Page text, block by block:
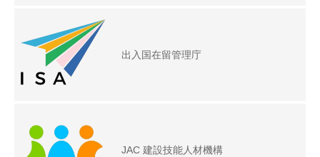
出入国在留管理庁
JAC 建設技能人材機構